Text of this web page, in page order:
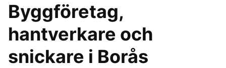
Byggföretag,
hantverkare och
snickare i Borås